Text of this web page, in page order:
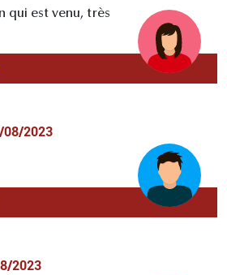
qui est venu, très
08/2023
2023